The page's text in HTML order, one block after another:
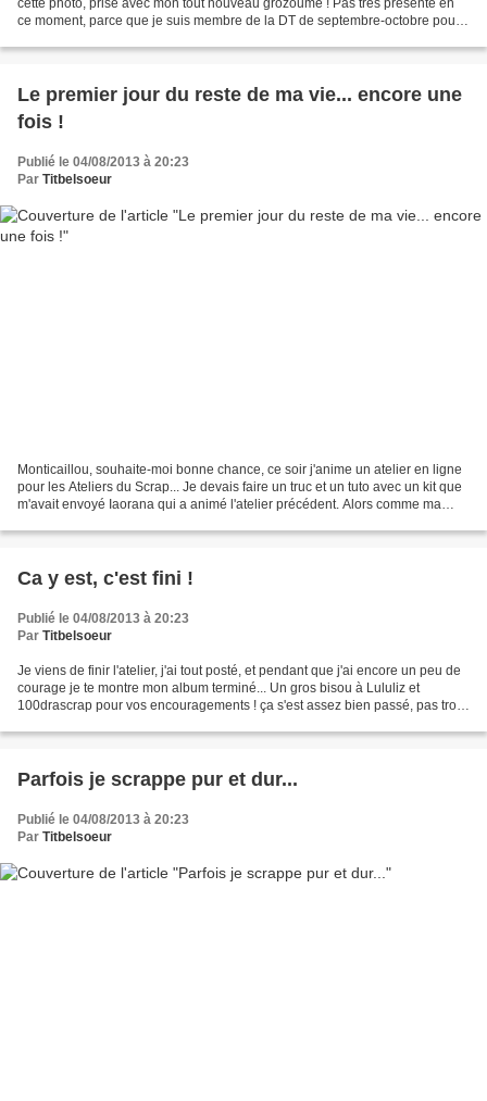
ce moment, parce que je suis membre de la DT de septembre-octobre pour
Le premier jour du reste de ma vie... encore une
fois !
Publié le 04/08/2013 à 20:23
Par Titbelsoeur
Monticaillou, souhaite-moi bonne chance, ce soir j'anime un atelier en ligne
pour les Ateliers du Scrap... Je devais faire un truc et un tuto avec un kit que
m'avait envoyé Iaorana qui a animé l'atelier précédent. Alors comme ma
Ca y est, c'est fini !
Publié le 04/08/2013 à 20:23
Par Titbelsoeur
Je viens de finir l'atelier, j'ai tout posté, et pendant que j'ai encore un peu de
courage je te montre mon album terminé... Un gros bisou à Lululiz et
100drascrap pour vos encouragements ! ça s'est assez bien passé, pas trop
Parfois je scrappe pur et dur...
Publié le 04/08/2013 à 20:23
Par Titbelsoeur